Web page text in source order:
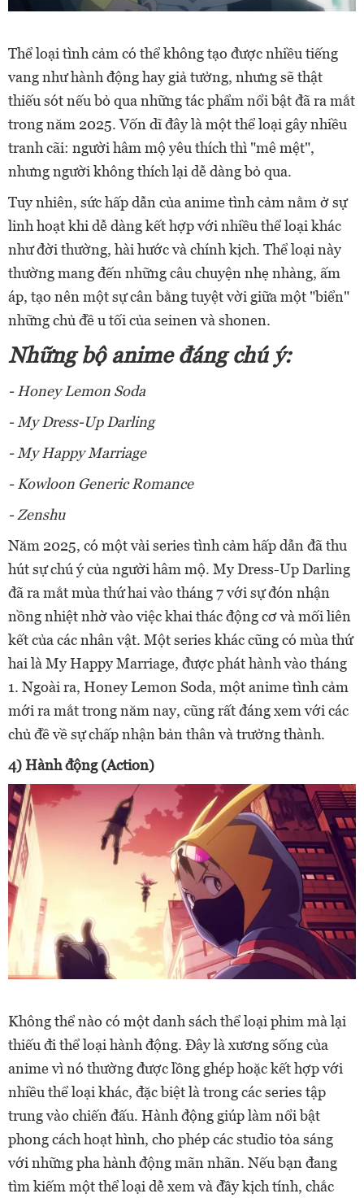
Thể loại tình cảm có thể không tạo được nhiều tiếng
vang như hành động hay giả tưởng, nhưng sẽ thật
thiếu sót nếu bỏ qua những tác phẩm nổi bật đã ra mắt
trong năm 2025. Vốn dĩ đây là một thể loại gây nhiều
tranh cãi: người hâm mộ yêu thích thì "mê mệt",
nhưng người không thích lại dễ dàng bỏ qua.
Tuy nhiên, sức hấp dẫn của anime tình cảm nằm ở sự
linh hoạt khi dễ dàng kết hợp với nhiều thể loại khác
như đời thường, hài hước và chính kịch. Thể loại này
thường mang đến những câu chuyện nhẹ nhàng, ấm
áp, tạo nên một sự cân bằng tuyệt vời giữa một "biển"
những chủ đề u tối của seinen và shonen.
Những bộ anime đáng chú ý:
- Honey Lemon Soda
- My Dress-Up Darling
- My Happy Marriage
- Kowloon Generic Romance
- Zenshu
Năm 2025, có một vài series tình cảm hấp dẫn đã thu
hút sự chú ý của người hâm mộ. My Dress-Up Darling
đã ra mắt mùa thứ hai vào tháng 7 với sự đón nhận
nồng nhiệt nhờ vào việc khai thác động cơ và mối liên
kết của các nhân vật. Một series khác cũng có mùa thứ
hai là My Happy Marriage, được phát hành vào tháng
1. Ngoài ra, Honey Lemon Soda, một anime tình cảm
mới ra mắt trong năm nay, cũng rất đáng xem với các
chủ đề về sự chấp nhận bản thân và trưởng thành.
4) Hành động (Action)
Không thể nào có một danh sách thể loại phim mà lại
thiếu đi thể loại hành động. Đây là xương sống của
anime vì nó thường được lồng ghép hoặc kết hợp với
nhiều thể loại khác, đặc biệt là trong các series tập
trung vào chiến đấu. Hành động giúp làm nổi bật
phong cách hoạt hình, cho phép các studio tỏa sáng
với những pha hành động mãn nhãn. Nếu bạn đang
tìm kiếm một thể loại dễ xem và đầy kịch tính, chắc